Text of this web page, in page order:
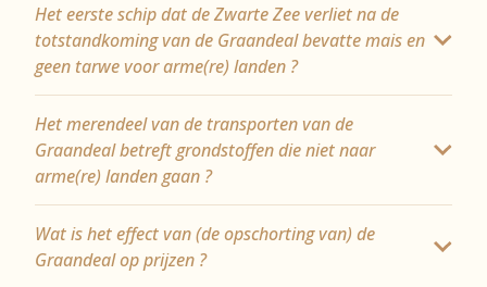
Het eerste schip dat de Zwarte Zee verliet na de
totstandkoming van de Graandeal bevatte mais en
geen tarwe voor arme(re) landen ?
Het merendeel van de transporten van de
Graandeal betreft grondstoffen die niet naar
arme(re) landen gaan ?
Wat is het effect van (de opschorting van) de
Graandeal op prijzen ?